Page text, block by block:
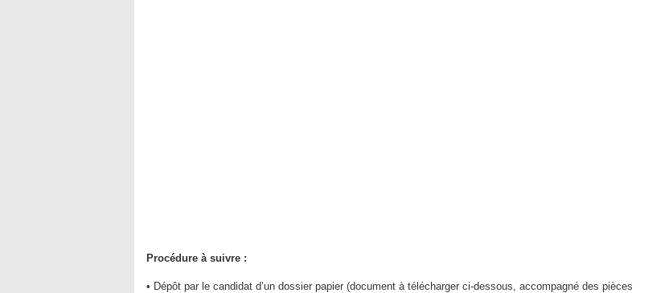
Procédure à suivre :
• Dépôt par le candidat d’un dossier papier (document à télécharger ci-dessous, accompagné des pièces